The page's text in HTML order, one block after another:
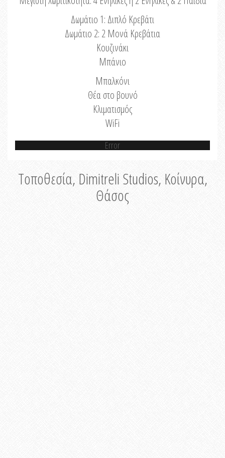
Δωμάτιο 1: Διπλό Κρεβάτι
Δωμάτιο 2: 2 Μονά Κρεβάτια
Κουζινάκι
Μπάνιο
Μπαλκόνι
Θέα στο βουνό
Κλιματισμός
WiFi
Error
Τοποθεσία, Dimitreli Studios, Κοίνυρα,
Θάσος